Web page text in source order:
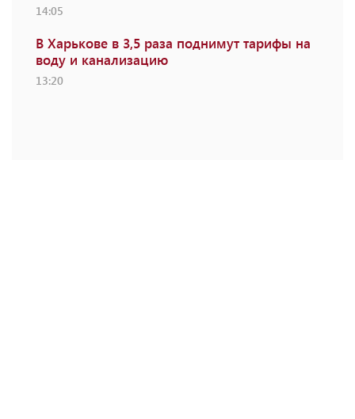
14:05
В Харькове в 3,5 раза поднимут тарифы на
воду и канализацию
13:20